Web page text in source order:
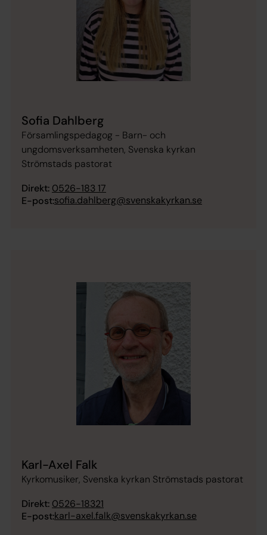
Sofia Dahlberg
Församlingspedagog - Barn- och
ungdomsverksamheten, Svenska kyrkan
Strömstads pastorat
Direkt: 0526-183 17
E-post:sofia.dahlberg@svenskakyrkan.se
Karl-Axel Falk
Kyrkomusiker, Svenska kyrkan Strömstads pastorat
Direkt: 0526-18321
E-post:karl-axel.falk@svenskakyrkan.se